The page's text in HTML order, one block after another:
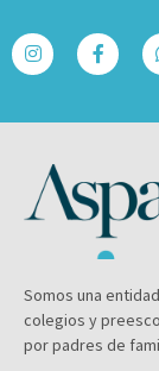
Somos una
colegios y
por padres de